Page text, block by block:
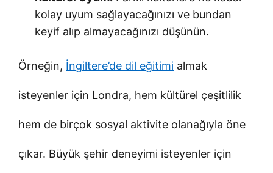
kolay uyum sağlayacağınızı ve bundan
keyif alıp almayacağınızı düşünün.
Örneğin, İngiltere’de dil eğitimi almak
isteyenler için Londra, hem kültürel çeşitlilik
hem de birçok sosyal aktivite olanağıyla öne
çıkar. Büyük şehir deneyimi isteyenler için